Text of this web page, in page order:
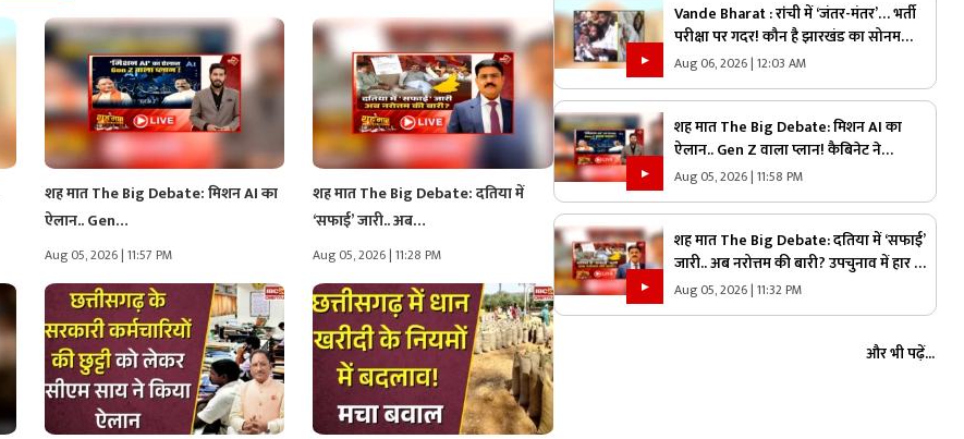
शह मात The Big Debate: मिशन AI का
ऐलान.. Gen…
Aug 05, 2026 | 11:57 PM
शह मात The Big Debate: दतिया में
‘सफाई’ जारी.. अब…
Aug 05, 2026 | 11:28 PM
Vande Bharat : रांची में ‘जंतर-मंतर’… भर्ती
परीक्षा पर गदर! कौन है झारखंड का सोनम
वांग्चुख? जाने कौन है देवेंद्र नाथ महतो ?
Aug 06, 2026 | 12:03 AM
शह मात The Big Debate: मिशन AI का
ऐलान.. Gen Z वाला प्लान! कैबिनेट ने
छत्तीसगढ़ राज्य आर्टिफिशियल इंटेलिजेंस मिशन
को दी मंजूरी, क्या Gen Z को ध्यान में रखकर
तैयार किया गया प्लान?
Aug 05, 2026 | 11:58 PM
शह मात The Big Debate: दतिया में ‘सफाई’
जारी.. अब नरोत्तम की बारी? उपचुनाव में हार के
बाद एक्शन में भाजपा, लोकल बॉडी की सफाई के
बाद असली निशाने पर कौन?
Aug 05, 2026 | 11:32 PM
और भी पढ़ें...